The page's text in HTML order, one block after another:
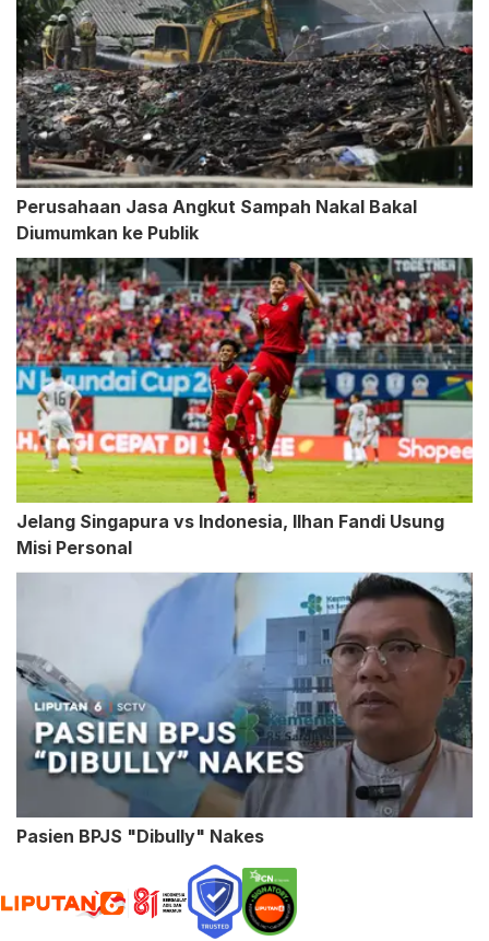
Perusahaan Jasa Angkut Sampah Nakal Bakal
Diumumkan ke Publik
Jelang Singapura vs Indonesia, Ilhan Fandi Usung
Misi Personal
Pasien BPJS "Dibully" Nakes